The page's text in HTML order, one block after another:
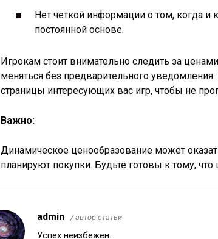
Нет четкой информации о том, когда и
постоянной основе.
Игрокам стоит внимательно следить за
меняться без предварительного
страницы интересующих вас игр, чтобы не
Важно:
Динамическое ценообразование может
планируют покупки. Будьте готовы к тому,
admin / автор статьи
Успех неизбежен.